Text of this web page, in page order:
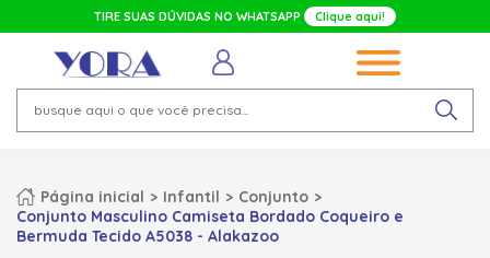
TIRE SUAS DÚVIDAS NO WHATSAPP Clique aqui!
Página inicial Infantil
Conjunto
Conjunto Masculino Camiseta Bordado Coqueiro e
Bermuda Tecido A5038 - Alakazoo